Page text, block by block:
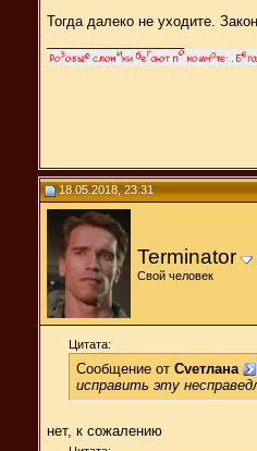
Тогда далеко не уходите.
18.05.2018, 23:31
Terminator
Свой человек
Цитата:
Сообщение от Cveтлана
исправить эту
нет, к сожалению